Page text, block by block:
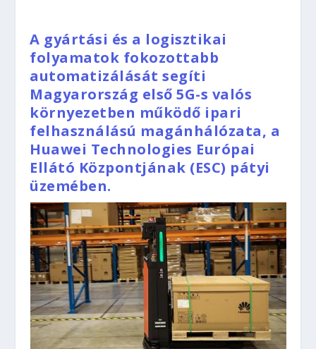
A gyártási és a logisztikai
folyamatok fokozottabb
automatizálását segíti
Magyarország első 5G-s valós
környezetben működő ipari
felhasználású magánhálózata, a
Huawei Technologies Európai
Ellátó Központjának (ESC) pátyi
üzemében.